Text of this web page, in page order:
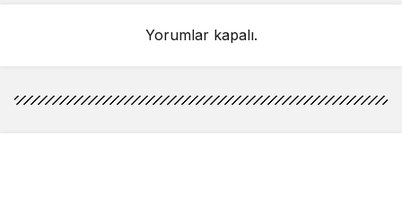
Yorumlar kapalı.